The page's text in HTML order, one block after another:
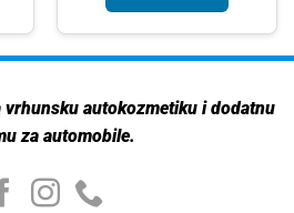
vrhunsku autokozmetiku i dodatnu
za automobile.